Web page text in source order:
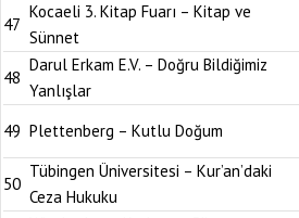
47
Kocaeli 3. Kitap Fuarı – Kitap ve
Sünnet
48
Darul Erkam E.V. – Doğru Bildiğimiz
Yanlışlar
49 Plettenberg – Kutlu Doğum
50
Tübingen Üniversitesi – Kur’an’daki
Ceza Hukuku